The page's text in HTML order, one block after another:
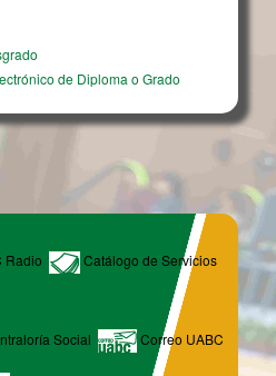
de Diploma o Grado
Radio Catálogo de Servicios
Social Correo UABC